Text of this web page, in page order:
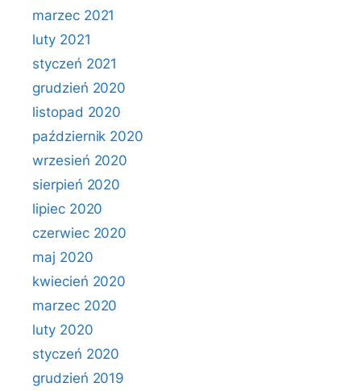
marzec 2021
luty 2021
styczeń 2021
grudzień 2020
listopad 2020
październik 2020
wrzesień 2020
sierpień 2020
lipiec 2020
czerwiec 2020
maj 2020
kwiecień 2020
marzec 2020
luty 2020
styczeń 2020
grudzień 2019